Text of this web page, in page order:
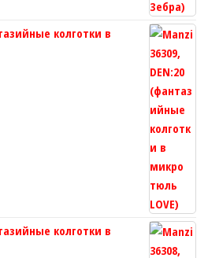
колготки в
колготки в